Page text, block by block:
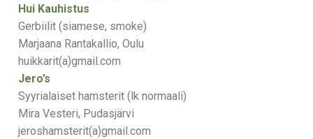
Hui Kauhistus
Gerbiilit (siamese, smoke)
Marjaana Rantakallio, Oulu
huikkarit(a)gmail.com
Jero’s
Syyrialaiset hamsterit (lk normaali)
Mira Vesteri, Pudasjärvi
jeroshamsterit(a)gmail.com